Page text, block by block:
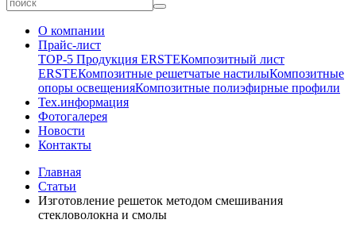
О компании
Прайс-лист
TOP-5 Продукция ERSTEКомпозитный лист
ERSTEКомпозитные решетчатые настилыКомпозитные
опоры освещенияКомпозитные полиэфирные профили
Тех.информация
Фотогалерея
Новости
Контакты
Главная
Статьи
Изготовление решеток методом смешивания
стекловолокна и смолы